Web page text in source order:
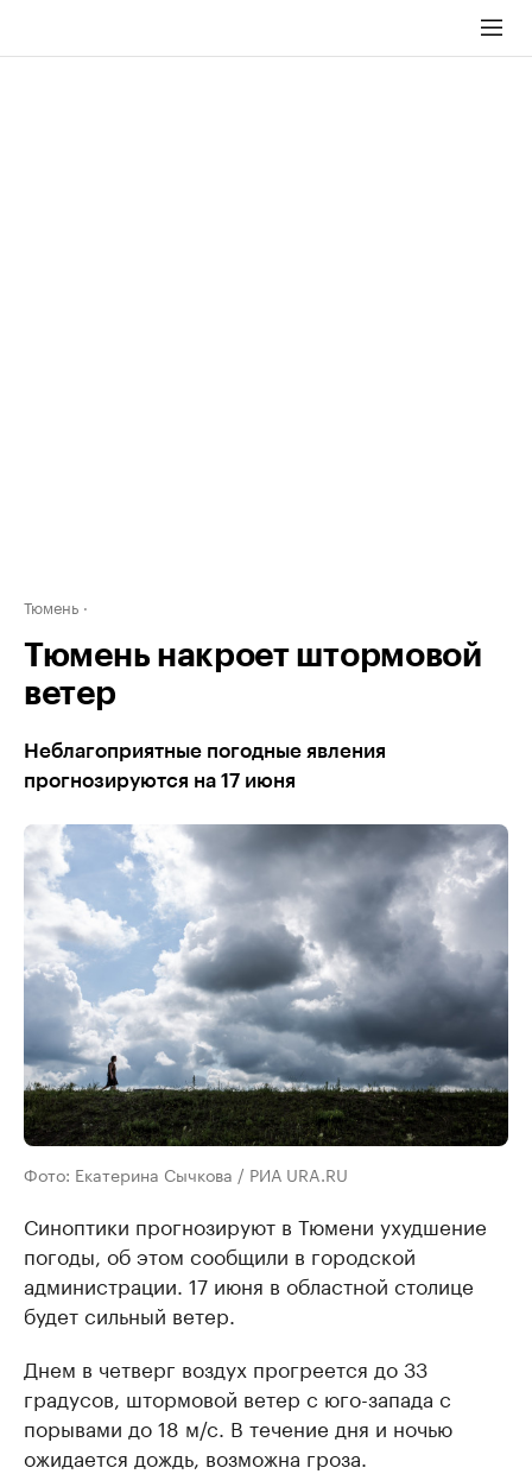
Тюмень
Тюмень накроет штормовой
ветер
Неблагоприятные погодные явления
прогнозируются на 17 июня
Фото: Екатерина Сычкова / РИА URA.RU
Синоптики прогнозируют в Тюмени ухудшение
погоды, об этом сообщили в городской
администрации. 17 июня в областной столице
будет сильный ветер.
Днем в четверг воздух прогреется до 33
градусов, штормовой ветер с юго-запада с
порывами до 18 м/с. В течение дня и ночью
ожидается дождь, возможна гроза.